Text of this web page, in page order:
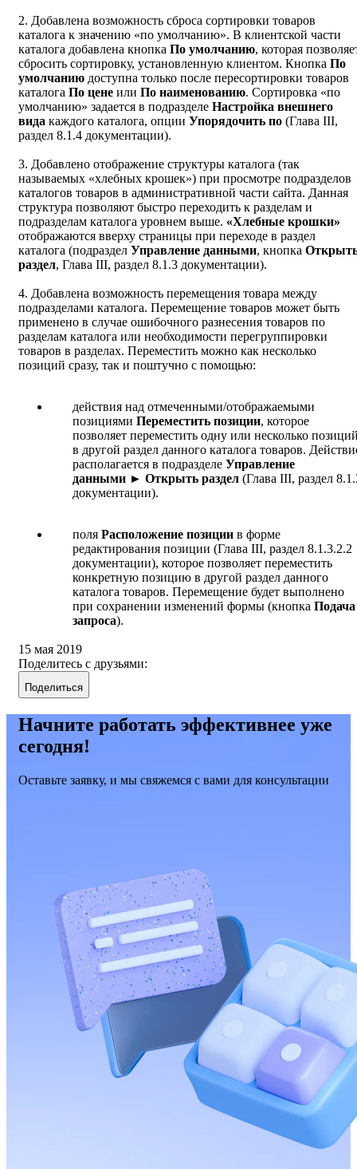
2. Добавлена возможность сброса сортировки товаров
каталога к значению «по умолчанию». В клиентской части
каталога добавлена кнопка По умолчанию, которая
сбросить сортировку, установленную клиентом. Кнопка По
умолчанию доступна только после пересортировки товаров
каталога По цене или По наименованию. Сортировка «по
умолчанию» задается в подразделе Настройка внешнего
вида каждого каталога, опции Упорядочить по (Глава III,
раздел 8.1.4 документации).
3. Добавлено отображение структуры каталога (так
называемых «хлебных крошек») при просмотре подразделов
каталогов товаров в административной части сайта. Данная
структура позволяют быстро переходить к разделам и
подразделам каталога уровнем выше. «Хлебные крошки»
отображаются вверху страницы при переходе в раздел
каталога (подраздел Управление данными, кнопка
раздел, Глава III, раздел 8.1.3 документации).
4. Добавлена возможность перемещения товара между
подразделами каталога. Перемещение товаров может быть
применено в случае ошибочного разнесения товаров по
разделам каталога или необходимости перегруппировки
товаров в разделах. Переместить можно как несколько
позиций сразу, так и поштучно с помощью:
действия над отмеченными/отображаемыми
позициями Переместить позиции, которое
позволяет переместить одну или несколько
в другой раздел данного каталога товаров.
располагается в подразделе Управление
данными ► Открыть раздел (Глава III, раздел
документации).
поля Расположение позиции в форме
редактирования позиции (Глава III, раздел 8.1.3.2.2
документации), которое позволяет переместить
конкретную позицию в другой раздел данного
каталога товаров. Перемещение будет выполнено
при сохранении изменений формы (кнопка Подача
запроса).
15 мая 2019
Поделитесь с друзьями:
Поделиться
Начните работать эффективнее уже
сегодня!
Оставьте заявку, и мы свяжемся с вами для консультации